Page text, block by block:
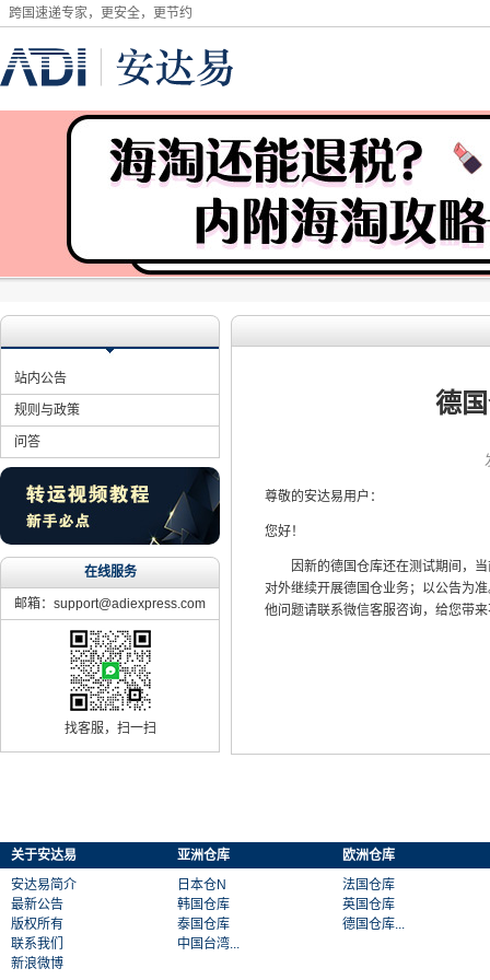
跨国速递专家，更安全，更节约
站内公告
规则与政策
问答
在线服务
邮箱：support@adiexpress.com
找客服，扫一扫
德
尊敬的安达易用户：
您好！
因新的德国仓库还在测试期间，当
对外继续开展德国仓业务；以公告为
他问题请联系微信客服咨询，给您带
关于安达易
安达易简介
最新公告
版权所有
联系我们
新浪微博
亚洲仓库
日本仓N
韩国仓库
泰国仓库
中国台湾...
欧洲仓库
法国仓库
英国仓库
德国仓库...